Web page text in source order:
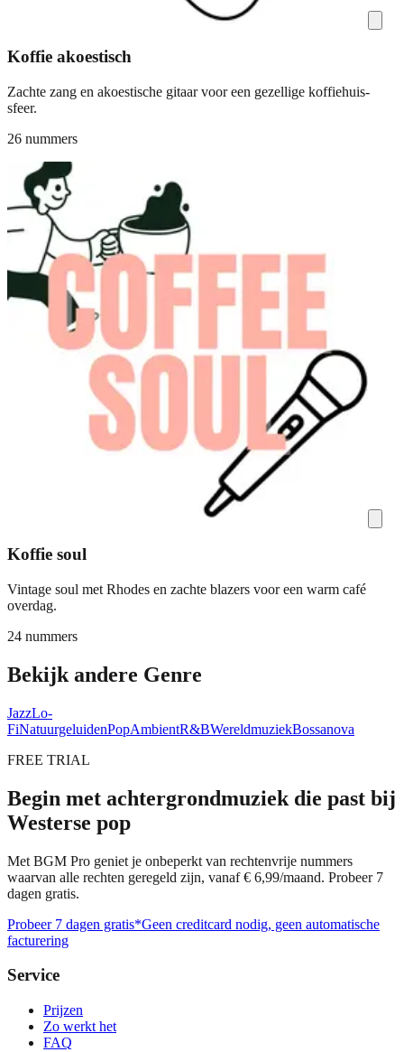
Koffie akoestisch
Zachte zang en akoestische gitaar voor een gezellige koffiehuis-
sfeer.
26 nummers
Koffie soul
Vintage soul met Rhodes en zachte blazers voor een warm café
overdag.
24 nummers
Bekijk andere Genre
JazzLo-
FiNatuurgeluidenPopAmbientR&BWereldmuziekBossanova
FREE TRIAL
Begin met achtergrondmuziek die past bij
Westerse pop
Met BGM Pro geniet je onbeperkt van rechtenvrije nummers
waarvan alle rechten geregeld zijn, vanaf € 6,99/maand. Probeer 7
dagen gratis.
Probeer 7 dagen gratis*Geen creditcard nodig, geen automatische
facturering
Service
Prijzen
Zo werkt het
FAQ